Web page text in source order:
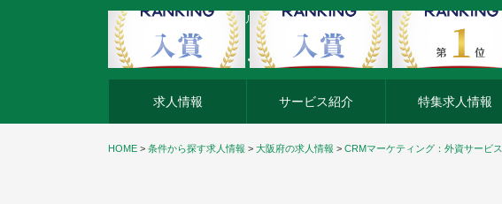
外資系企業の転職・キャリア転職ならアージスジャパン
求人情報 サービス紹介 特集求人情報
HOME > 条件から探す求人情報 > 大阪府の求人情報 > CRMマーケティング：外資サービス